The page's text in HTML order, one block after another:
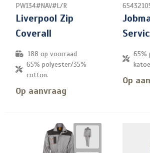
PW134#NAV#L/R
Liverpool Zip
Coverall
188 op voorraad
65% polyester/35%
cotton.
Op aanvraag
65%
Op